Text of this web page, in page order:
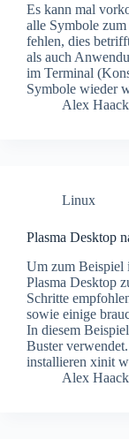
Es kann mal
alle Symbole
fehlen, dies
als auch
im Terminal
Symbole wieder
Alex Haack
Linux
Plasma Desktop
Um zum Beispiel
Plasma Desktop
Schritte
sowie einige
In diesem
Buster
installieren xinit
Alex Haack